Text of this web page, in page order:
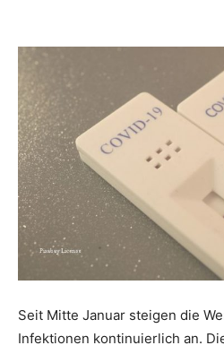
Seit Mitte Januar steigen die
Infektionen kontinuierlich an.